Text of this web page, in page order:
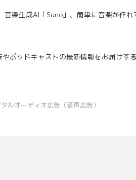
音楽生成AI「Suno」、簡単に音楽が作
やポッドキャストの最新情報をお届け
ルオーディオ広告（音声広告）